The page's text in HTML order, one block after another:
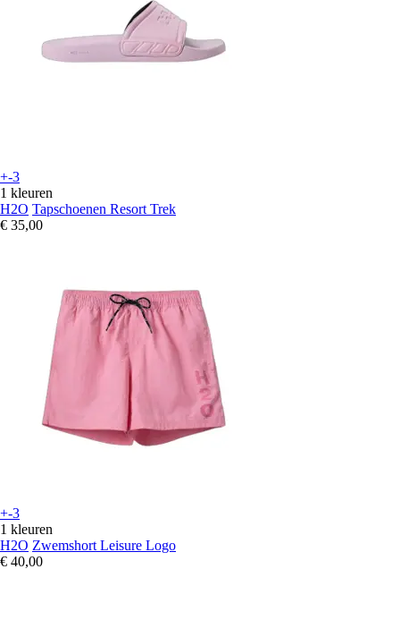
+-3
1 kleuren
H2O Tapschoenen Resort Trek
€ 35,00
+-3
1 kleuren
H2O Zwemshort Leisure Logo
€ 40,00